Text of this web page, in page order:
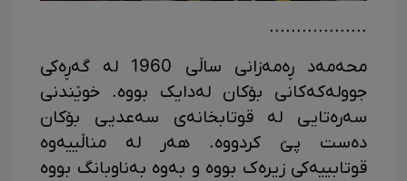
..................
محەمەد ڕەمەزانی ساڵی 1960 لە گەڕەکی
جوولەکەکانی بۆکان لەدایک بووە. خوێندنی
سەرەتایی لە قوتابخانەی سەعدیی بۆکان
دەست پێ کردووە. هەر لە مناڵییەوە
قوتابییەکی زیرەک بووە و بەوە بەناوبانگ بووە